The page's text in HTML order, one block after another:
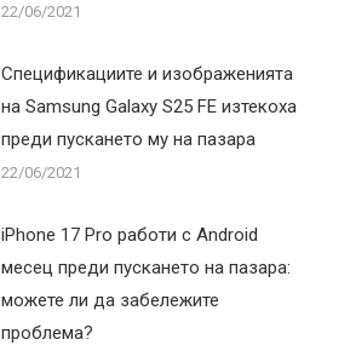
22/06/2021
Спецификациите и изображенията
на Samsung Galaxy S25 FE изтекоха
преди пускането му на пазара
22/06/2021
iPhone 17 Pro работи с Android
месец преди пускането на пазара:
можете ли да забележите
проблема?